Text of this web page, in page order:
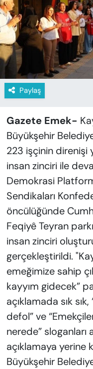
Paylaş
Gazete Emek-
Büyükşehir
223 işçinin direnişi
insan zinciri ile
Demokrasi
Sendikaları
öncülüğünde
Feqiyê Teyran
insan zinciri
gerçekleştirildi.
emeğimize sahip
kayyım gidecek”
açıklamada sık sık,
defol” ve
nerede” sloganları
açıklamaya yerine
Büyükşehir
SAĞLIK
SPOR
KÜLTÜR-SANAT
MAGAZİN
ÖZEL HABER
YAZAR KÖŞESİ
SİYASET
VAN VE